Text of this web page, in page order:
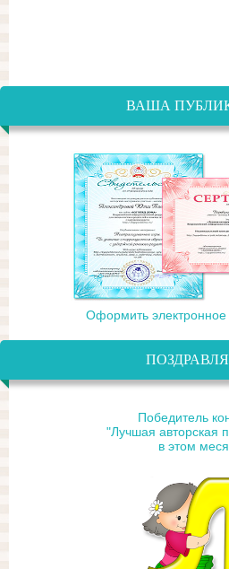
ВАША
Оформить электронное
Победитель
"Лучшая авторская
в этом